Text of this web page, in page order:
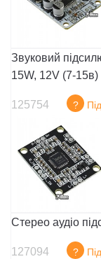
Звуковий
15W, 12V (7-15в)
125754 ?
Cтерео аудіо
127094 ?